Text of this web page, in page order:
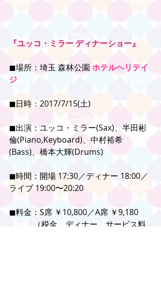
『ユッコ・ミラー ディナーショー』
◼︎場所：埼玉 森林公園 ホテルヘリテイ
ジ
◼︎日時：2017/7/15(土)
◼︎出演：ユッコ・ミラー(Sax)、半田彬
倫(Piano,Keyboard)、中村裕希
(Bass)、橋本大輝(Drums)
◼︎時間：開場 17:30／ディナー 18:00／
ライブ 19:00〜20:20
◼︎料金：S席 ￥10,800／A席 ￥9,180
（税金、ディナー、サービス料